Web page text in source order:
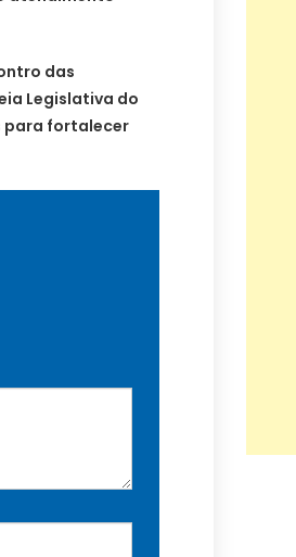
das
Legislativa do
para fortalecer